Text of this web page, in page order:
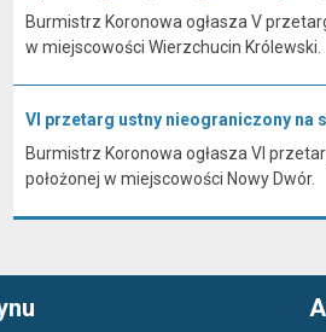
Burmistrz Koronowa ogłasza V
w miejscowości Wierzchucin Królewski.
VI przetarg ustny nieograniczony na
Burmistrz Koronowa ogłasza VI
położonej w miejscowości Nowy Dwór.